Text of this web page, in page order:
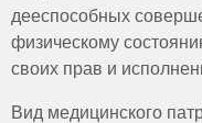
дееспособных
физическому
своих прав и
Вид медицинского